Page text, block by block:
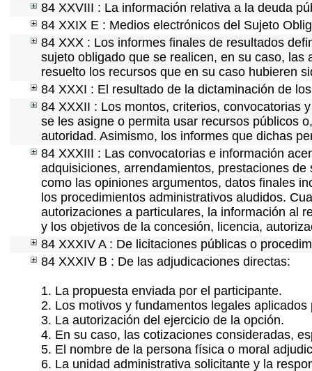
84 XXVIII : La información relativa a la deuda
84 XXIX E : Medios electrónicos del Sujeto
84 XXX : Los informes finales de resultados
sujeto obligado que se realicen, en su caso,
resuelto los recursos que en su caso hubieren
84 XXXI : El resultado de la dictaminación de
84 XXXII : Los montos, criterios, convocatorias
se les asigne o permita usar recursos públicos
autoridad. Asimismo, los informes que dichas
84 XXXIII : Las convocatorias e información
adquisiciones, arrendamientos, prestaciones
como las opiniones argumentos, datos finales
los procedimientos administrativos aludidos.
autorizaciones a particulares, la información al
y los objetivos de la concesión, licencia,
84 XXXIV A : De licitaciones públicas o
84 XXXIV B : De las adjudicaciones directas:
1. La propuesta enviada por el participante.
2. Los motivos y fundamentos legales
3. La autorización del ejercicio de la opción.
4. En su caso, las cotizaciones consideradas,
5. El nombre de la persona física o moral
6. La unidad administrativa solicitante y la